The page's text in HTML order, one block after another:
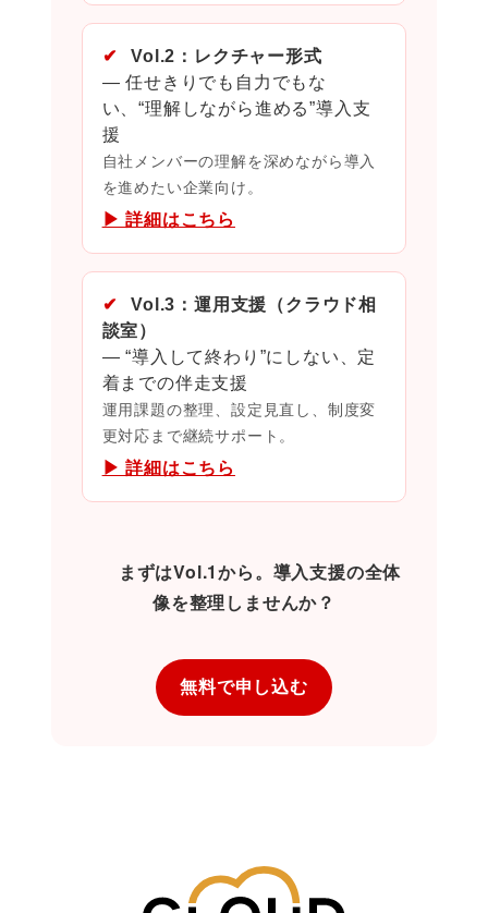
✔
Vol.2：レクチャー形式
― 任せきりでも自力でもな
い、“理解しながら進める”導入支
援
自社メンバーの理解を深めながら導入
を進めたい企業向け。
▶ 詳細はこちら
✔
Vol.3：運用支援（クラウド相
談室）
― “導入して終わり”にしない、定
着までの伴走支援
運用課題の整理、設定見直し、制度変
更対応まで継続サポート。
▶ 詳細はこちら
像を整理しませんか？
無料で申し込む